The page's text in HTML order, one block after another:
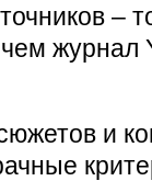
–
журнал
и